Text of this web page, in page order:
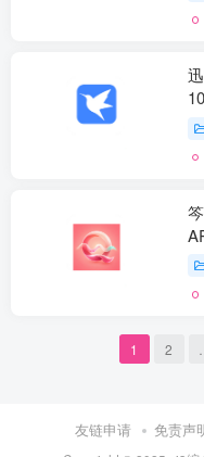
1 2
友链申请 免责声